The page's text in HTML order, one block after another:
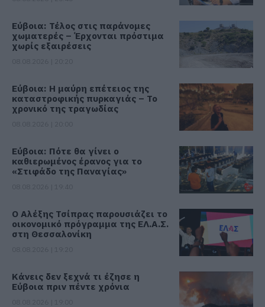
Εύβοια: Τέλος στις παράνομες
χωματερές – Έρχονται πρόστιμα
χωρίς εξαιρέσεις
Εύβοια: Η μαύρη επέτειος της
καταστροφικής πυρκαγιάς – Το
χρονικό της τραγωδίας
Εύβοια: Πότε θα γίνει ο
καθιερωμένος έρανος για το
«Στιφάδο της Παναγίας»
Ο Αλέξης Τσίπρας παρουσιάζει το
οικονομικό πρόγραμμα της ΕΛ.Α.Σ.
στη Θεσσαλονίκη
Κάνεις δεν ξεχνά τι έζησε η
Εύβοια πριν πέντε χρόνια